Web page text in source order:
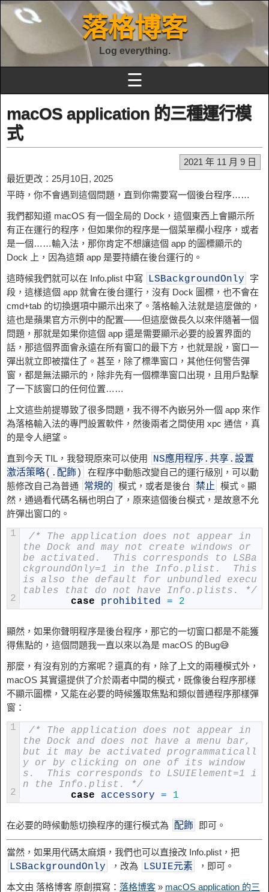
落格博客
Log everything.
☰
macOS application 的三種運行模
式
2021 年 11 月 9 日
最近更改：25月10日, 2025
平時，你不會遇到這個問題，直到你需要寫一個後台程序……
我們都知道 macOS 有一個全局的 Dock，這個東西上會顯示所
有正在運行的程序，但如果你的程序是一個菜單欄小程序，或者
是一個……輸入法，那你肯定不想讓這個 app 的圖標顯示的
Dock 上，因為這類 app 是要持續在後台運行的。
這時候我們就可以在 Info.plist 中寫 LSBackgroundOnly
字
段，這樣這個 app 就會在後台運行，沒有 Dock 圖標，也不會在
cmd+tab 的切換選項中顯示出來了。落格輸入法就是這麼做的，
這也是蘋果官方示例中的配置——但這麼做長久以來伴隨著一個
問題，那就是如果你這個 app 還是需要顯示必要的設置界面的
話，那這個界面會永遠在所有窗口的最下方，也就是說，窗口一
彈出就立即被擋住了。甚至，除了標準窗口，其他任何警告彈
窗，都是無法顯示的，除非先有一個標準窗口出現，且用戶點擊
了一下該窗口的任何位置……
上文這些前提導致了很多問題，我不得不內嵌另外一個 app 來作
為落格輸入法的專門設置軟件，然後兩者之間使用 xpc 通信，真
的是令人絕望。
直到今天 TIL，我發現原來可以使用 NS應用程序 . 共享. 設置
激活策略( . 配飾)
在程序中動態改變自己的運行級別，可以動
態修改自己為普通
常規的 模式，或者是後台 禁止 模式。顯
然，通過看代碼名稱也明白了，原來這個後台模式，是故意不允
許彈出窗口的。
1
2
the Dock and may not create windows or
be activated.  This corresponds to LSBa
ckgroundOnly=1 in the Info.plist.  This
is also the default for unbundled execu
tables that do not have Info.plists. */
case
prohibited = 2
顯然，如果你聲明程序是後台程序，那它的一切窗口都是不能獲
得焦點的，這個問題我一直以來以為是 macOS 的Bug😅
那麼，有沒有別的方案呢？還真的有，除了上文的兩種模式外，
macOS 其實還提供了介於兩者中間的模式，既像後台程序那樣
不顯示圖標，又能在必要的時候獲取焦點和類似普通程序那樣彈
窗：
1
2
the Dock and does not have a menu bar,
but it may be activated programmaticall
y or by clicking on one of its window
s.  This corresponds to LSUIElement=1 i
n the Info.plist. */
case
accessory = 1
在必要的時候動態切換程序的運行模式為 配飾 即可。
當然，如果用代碼太麻煩，我們也可以直接改 Info.plist，把
LSBackgroundOnly ，改為 LSUIE元素 ，即可。
本文由 落格博客 原創撰寫： 落格博客 » macOS application 的三